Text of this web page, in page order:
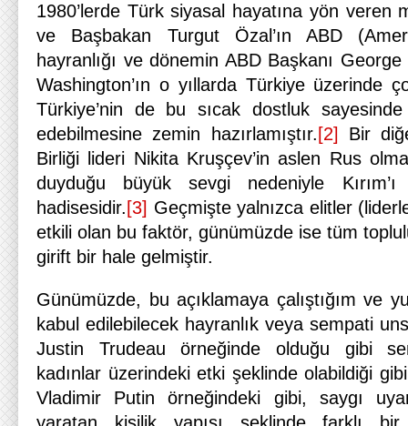
1980’lerde Türk siyasal hayatına yön veren
ve Başbakan Turgut Özal’ın ABD
hayranlığı ve dönemin ABD Başkanı
Washington’ın o yıllarda Türkiye üzerinde
Türkiye’nin de bu sıcak dostluk
edebilmesine zemin hazırlamıştır. [2]
Bir
Birliği lideri Nikita Kruşçev’in aslen Rus
duyduğu büyük sevgi nedeniyle
hadisesidir. [3] Geçmişte yalnızca elitler
etkili olan bu faktör, günümüzde ise tüm
girift bir hale gelmiştir.
Günümüzde, bu açıklamaya çalıştığım ve
kabul edilebilecek hayranlık veya sempati
Justin Trudeau örneğinde olduğu gibi
kadınlar üzerindeki etki şeklinde olabildiği
Vladimir Putin örneğindeki gibi, saygı